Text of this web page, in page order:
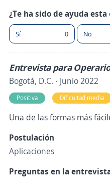
¿Te ha sido de ayuda
Sí 0 No
Entrevista para
Bogotá, D.C. · Junio 2022
Positiva Dificultad media
Una de las formas más
Postulación
Aplicaciones
Preguntas en la